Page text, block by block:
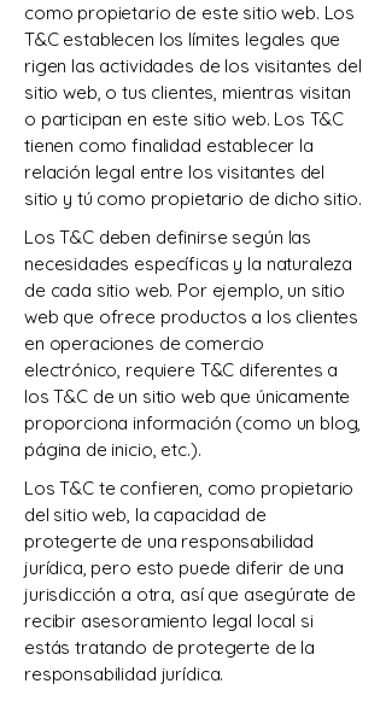
como propietario de este sitio web. Los
T&C establecen los límites legales que
rigen las actividades de los visitantes del
sitio web, o tus clientes, mientras visitan
o participan en este sitio web. Los T&C
tienen como finalidad establecer la
relación legal entre los visitantes del
sitio y tú como propietario de dicho sitio.
Los T&C deben definirse según las
necesidades específicas y la naturaleza
de cada sitio web. Por ejemplo, un sitio
web que ofrece productos a los clientes
en operaciones de comercio
electrónico, requiere T&C diferentes a
los T&C de un sitio web que únicamente
proporciona información (como un blog,
página de inicio, etc.).
Los T&C te confieren, como propietario
del sitio web, la capacidad de
protegerte de una responsabilidad
jurídica, pero esto puede diferir de una
jurisdicción a otra, así que asegúrate de
recibir asesoramiento legal local si
estás tratando de protegerte de la
responsabilidad jurídica.